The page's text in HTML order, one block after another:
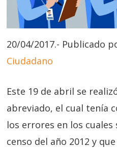
20/04/2017.- Publicado
Ciudadano
Este 19 de abril se
abreviado, el cual tenía
los errores en los
censo del año 2012 y